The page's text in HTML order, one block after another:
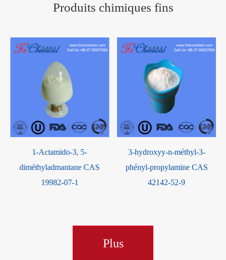
Produits chimiques fins
1-Actamido-3, 5-
diméthyladmantane CAS
19982-07-1
3-hydroxyy-n-méthyl-3-
phényl-propylamine CAS
42142-52-9
Plus